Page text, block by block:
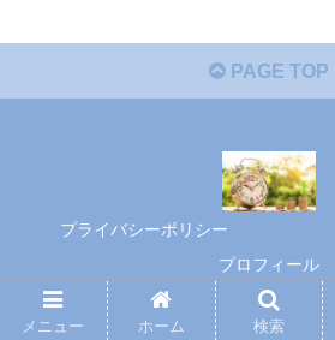
PAGE TOP
プライバシーポリシー
プロフィール
© 2020 本心を育む.
メニュー ホーム 検索